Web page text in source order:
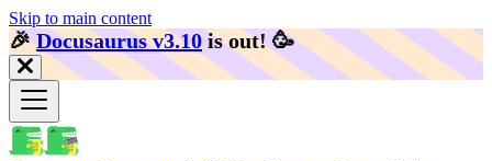
Skip to main content
🎉️Docusaurus v3.10 is out! 🥳️